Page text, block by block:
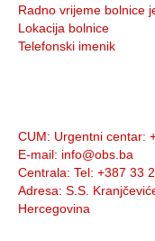
Radno vrijeme bolnice
Lokacija bolnice
Telefonski imenik
CUM: Urgentni centar:
E-mail: info@obs.ba
Centrala: Tel: +387 33
Adresa: S.S.
Hercegovina